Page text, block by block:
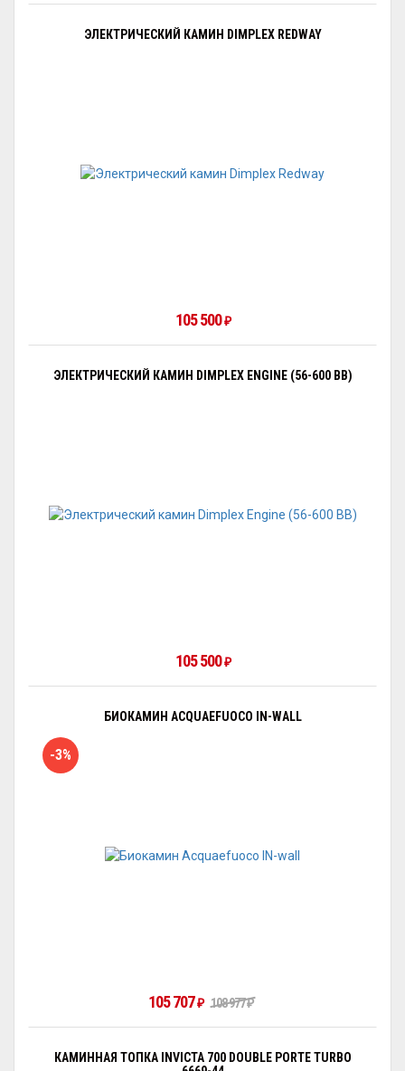
ЭЛЕКТРИЧЕСКИЙ КАМИН DIMPLEX REDWAY
105 500₽
ЭЛЕКТРИЧЕСКИЙ КАМИН DIMPLEX ENGINE (56-600 BB)
105 500₽
БИОКАМИН ACQUAEFUOCO IN-WALL
-3%
105 707₽ 108 977₽
КАМИННАЯ ТОПКА INVICTA 700 DOUBLE PORTE TURBO